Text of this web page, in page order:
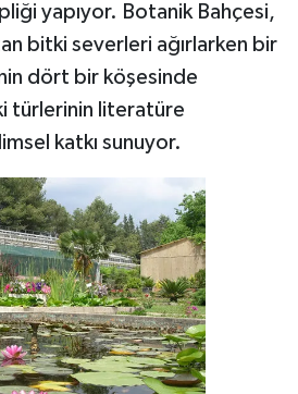
yapıyor. Botanik Bahçesi,
bitki severleri ağırlarken bir
dört bir köşesinde
türlerinin literatüre
katkı sunuyor.